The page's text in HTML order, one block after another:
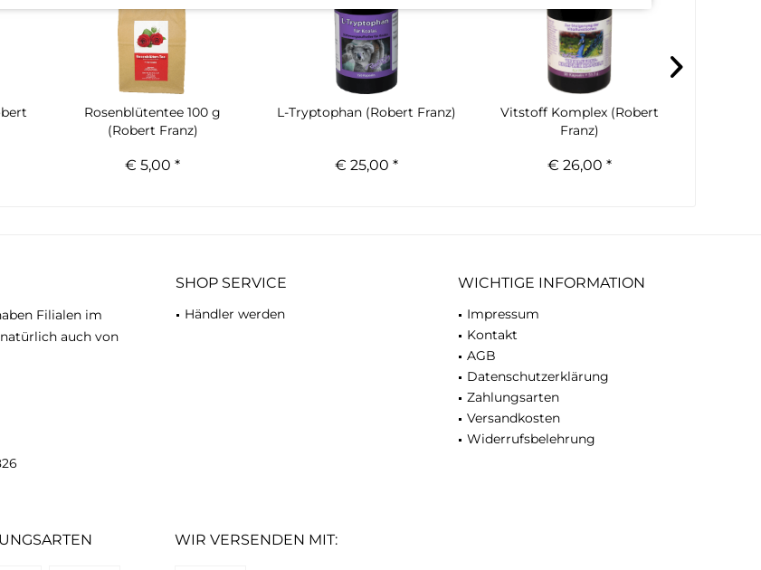
Rosenblütentee 100 g
(Robert Franz)
€ 5,00 *
L-Tryptophan (Robert Franz)
€ 25,00 *
Vitstoff Komplex (Robert
Franz)
€ 26,00 *
Filialen im
auch von
SHOP SERVICE
Händler werden
WICHTIGE INFORMATION
Impressum
Kontakt
AGB
Datenschutzerklärung
Zahlungsarten
Versandkosten
Widerrufsbelehrung
WIR VERSENDEN MIT: